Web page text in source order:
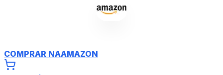
COMPRAR NAAMAZON